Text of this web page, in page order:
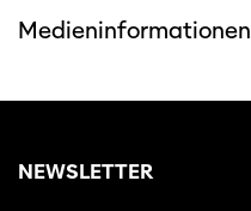
Medieninformationen
NEWSLETTER